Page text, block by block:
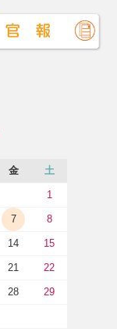
金 土
1
7 8
14 15
21 22
28 29